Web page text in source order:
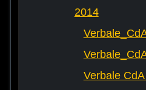
2014
Verbale